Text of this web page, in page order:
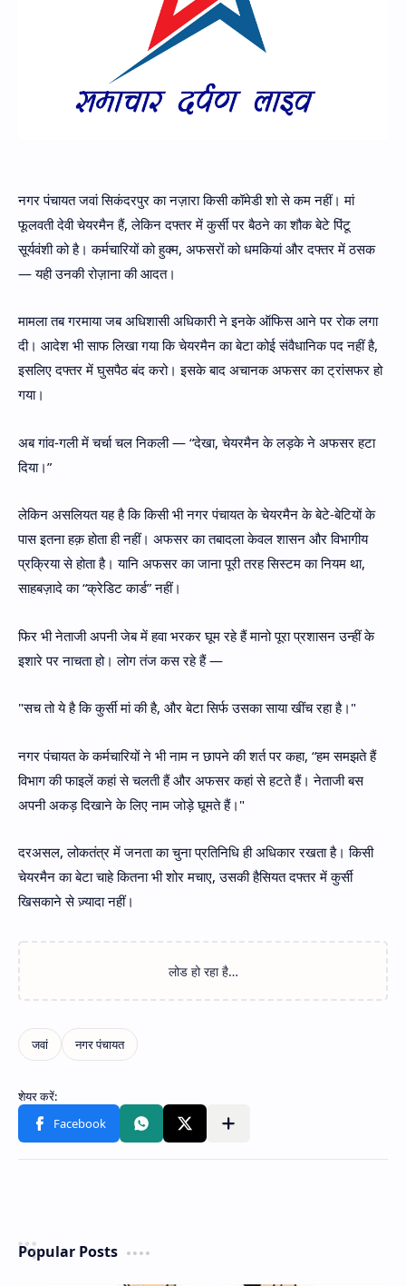
नगर पंचायत जवां सिकंदरपुर का नज़ारा किसी कॉमेडी शो से कम नहीं। मां
फूलवती देवी चेयरमैन हैं, लेकिन दफ्तर में कुर्सी पर बैठने का शौक बेटे पिंटू
सूर्यवंशी को है। कर्मचारियों को हुक्म, अफसरों को धमकियां और दफ्तर में ठसक
— यही उनकी रोज़ाना की आदत।
मामला तब गरमाया जब अधिशासी अधिकारी ने इनके ऑफिस आने पर रोक लगा
दी। आदेश भी साफ लिखा गया कि चेयरमैन का बेटा कोई संवैधानिक पद नहीं है,
इसलिए दफ्तर में घुसपैठ बंद करो। इसके बाद अचानक अफसर का ट्रांसफर हो
गया।
अब गांव-गली में चर्चा चल निकली — “देखा, चेयरमैन के लड़के ने अफसर हटा
दिया।”
लेकिन असलियत यह है कि किसी भी नगर पंचायत के चेयरमैन के बेटे-बेटियों के
पास इतना हक़ होता ही नहीं। अफसर का तबादला केवल शासन और विभागीय
प्रक्रिया से होता है। यानि अफसर का जाना पूरी तरह सिस्टम का नियम था,
साहबज़ादे का “क्रेडिट कार्ड” नहीं।
फिर भी नेताजी अपनी जेब में हवा भरकर घूम रहे हैं मानो पूरा प्रशासन उन्हीं के
इशारे पर नाचता हो। लोग तंज कस रहे हैं —
"सच तो ये है कि कुर्सी मां की है, और बेटा सिर्फ उसका साया खींच रहा है।"
नगर पंचायत के कर्मचारियों ने भी नाम न छापने की शर्त पर कहा, “हम समझते हैं
विभाग की फाइलें कहां से चलती हैं और अफसर कहां से हटते हैं। नेताजी बस
अपनी अकड़ दिखाने के लिए नाम जोड़े घूमते हैं।"
दरअसल, लोकतंत्र में जनता का चुना प्रतिनिधि ही अधिकार रखता है। किसी
चेयरमैन का बेटा चाहे कितना भी शोर मचाए, उसकी हैसियत दफ्तर में कुर्सी
खिसकाने से ज़्यादा नहीं।
Popular Posts